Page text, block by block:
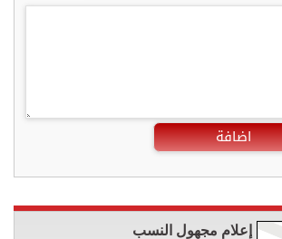
اضافة
إعلام مجهول النسب